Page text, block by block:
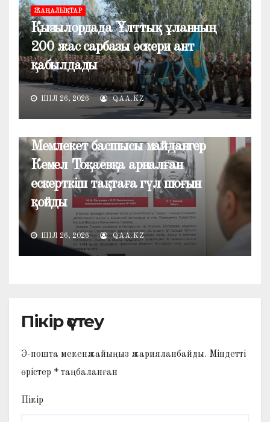
ЖАҢАЛЫҚТАР
Қызылордада Ұлттық ұланның
200 жас сарбазы әскери ант
қабылдады
ШІЛ 26, 2026 QAA.KZ
Мемлекет басшысы майдангер
Кемел Тоқаевқа арналған
ескерткіш тақтаға гүл шоғын
қойды
ШІЛ 26, 2026 QAA.KZ
Пікір үстеу
Э-пошта мекенжайыңыз жарияланбайды. Міндетті
өрістер * таңбаланған
Пікір